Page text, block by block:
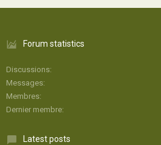
Forum statistics
Discussions
Messages
Membres
Dernier membre
Latest posts